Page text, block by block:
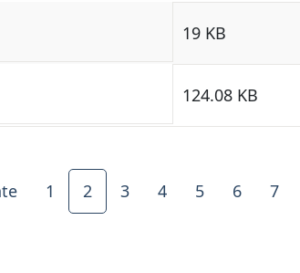
19 KB
124.08 KB
Pagina precedente
1 2 3 4 5 6 7